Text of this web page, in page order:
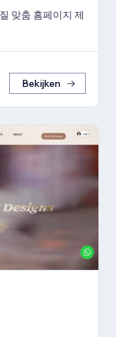
맞춤 홈페이지 제
Bekijken